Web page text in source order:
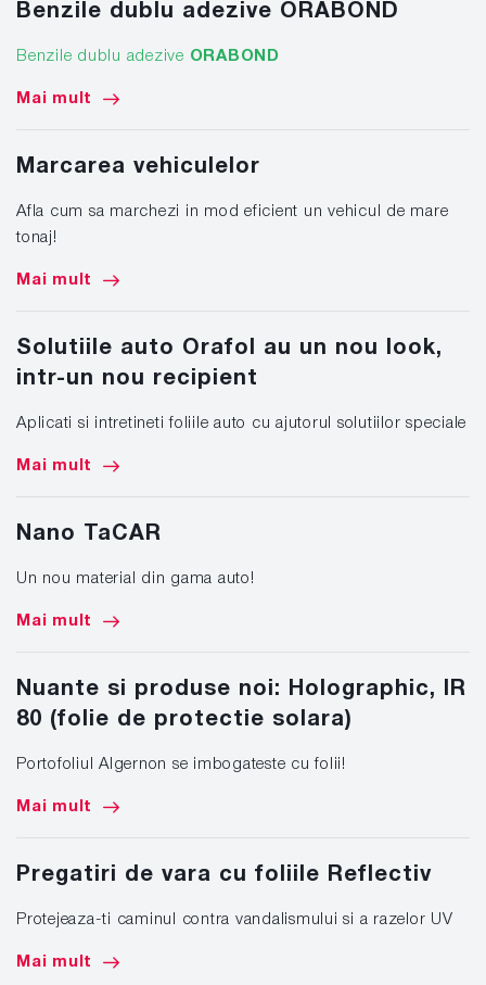
Benzile dublu adezive ORABOND
Benzile dublu adezive ORABOND
Mai mult
Marcarea vehiculelor
Afla cum sa marchezi in mod eficient un vehicul de mare
tonaj!
Mai mult
Solutiile auto Orafol au un nou look,
intr-un nou recipient
Aplicati si intretineti foliile auto cu ajutorul solutiilor speciale
Mai mult
Nano TaCAR
Un nou material din gama auto!
Mai mult
Nuante si produse noi: Holographic, IR
80 (folie de protectie solara)
Portofoliul Algernon se imbogateste cu folii!
Mai mult
Pregatiri de vara cu foliile Reflectiv
Protejeaza-ti caminul contra vandalismului si a razelor UV
Mai mult